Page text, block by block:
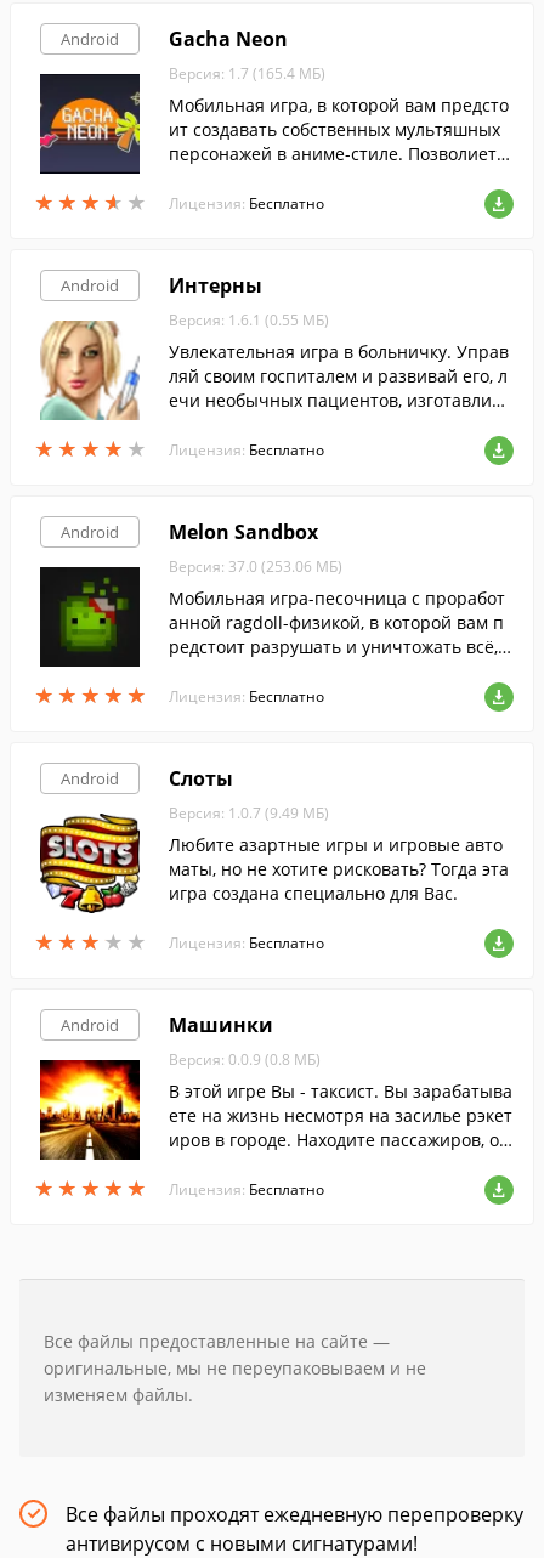
Android
★ ★ ★ ★ ★
★ ★ ★ ★ ★
Gacha Neon
Версия: 1.7 (165.4 МБ)
Мобильная игра, в которой вам предсто
ит создавать собственных мультяшных
персонажей в аниме-стиле. Позволиет н
и создать класный аватар для соцсетей.
Лицензия: Бесплатно
Android
★ ★ ★ ★ ★
★ ★ ★ ★ ★
Интерны
Версия: 1.6.1 (0.55 МБ)
Увлекательная игра в больничку. Управ
ляй своим госпиталем и развивай его, л
ечи необычных пациентов, изготавлива
леты, отправляй их на вызовы.
Лицензия: Бесплатно
Android
★ ★ ★ ★ ★
★ ★ ★ ★ ★
Melon Sandbox
Версия: 37.0 (253.06 МБ)
Мобильная игра-песочница с проработ
анной ragdoll-физикой, в которой вам п
редстоит разрушать и уничтожать всё, ч
еку доступных объектов.
Лицензия: Бесплатно
Android
★ ★ ★ ★ ★
★ ★ ★ ★ ★
Слоты
Версия: 1.0.7 (9.49 МБ)
Любите азартные игры и игровые авто
маты, но не хотите рисковать? Тогда эта
игра создана специально для Вас.
Лицензия: Бесплатно
Android
★ ★ ★ ★ ★
★ ★ ★ ★ ★
Машинки
Версия: 0.0.9 (0.8 МБ)
В этой игре Вы - таксист. Вы зарабатыва
ете на жизнь несмотря на засилье рэкет
иров в городе. Находите пассажиров, от
йте бандитов.
Лицензия: Бесплатно
Все файлы предоставленные на сайте —
оригинальные, мы не переупаковываем и не
изменяем файлы.
Все файлы проходят ежедневную перепроверку
антивирусом с новыми сигнатурами!